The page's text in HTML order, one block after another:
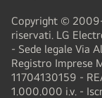
Copyright ©
riservati. LG
- Sede legale Via
Registro Imprese
11704130159 -
1.000.000 i.v. -